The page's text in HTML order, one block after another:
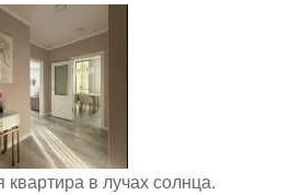
квартира в лучах солнца.